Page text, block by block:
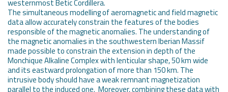
westernmost Betic Cordillera.
The simultaneous modelling of aeromagnetic and field magnetic
data allow accurately constrain the features of the bodies
responsible of the magnetic anomalies. The understanding of
the magnetic anomalies in the southwestern Iberian Massif
made possible to constrain the extension in depth of the
Monchique Alkaline Complex with lenticular shape, 50 km wide
and its eastward prolongation of more than 150 km. The
intrusive body should have a weak remnant magnetization
parallel to the induced one. Moreover, combining these data with